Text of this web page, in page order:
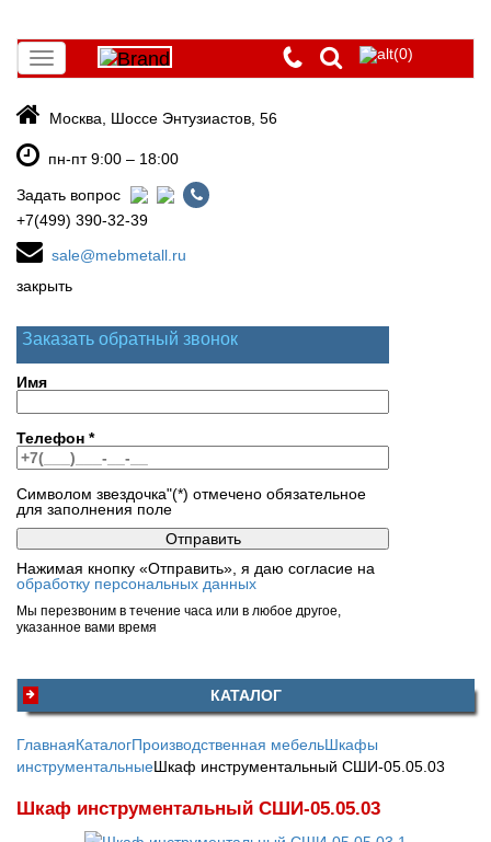
Toggle
navigation
(0)
Москва, Шоссе Энтузиастов, 56
пн-пт 9:00 – 18:00
Задать вопрос
+7(499) 390-32-39
sale@mebmetall.ru
закрыть
Заказать обратный звонок
Имя
Телефон *
Символом звездочка"(*) отмечено обязательное
для заполнения поле
Нажимая кнопку «Отправить», я даю согласие на
обработку персональных данных
Мы перезвоним в течение часа или в любое другое,
указанное вами время
КАТАЛОГ
ГлавнаяКаталогПроизводственная мебельШкафы
инструментальныеШкаф инструментальный СШИ-05.05.03
Шкаф инструментальный СШИ-05.05.03